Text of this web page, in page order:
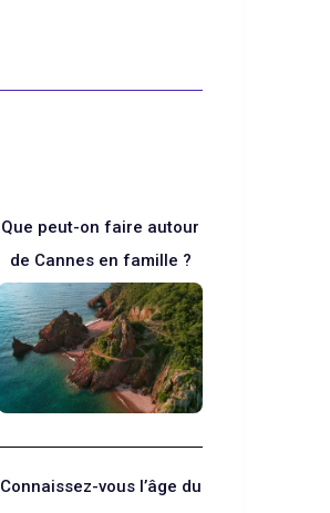
Que peut-on faire autour
de Cannes en famille ?
Connaissez-vous l’âge du